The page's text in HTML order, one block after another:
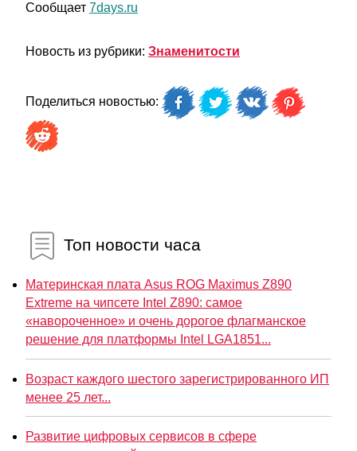
Сообщает 7days.ru
Новость из рубрики: Знаменитости
Поделиться новостью:
Топ новости часа
Материнская плата Asus ROG Maximus Z890
Extreme на чипсете Intel Z890: самое
«навороченное» и очень дорогое флагманское
решение для платформы Intel LGA1851...
Возраст каждого шестого зарегистрированного ИП
менее 25 лет...
Развитие цифровых сервисов в сфере